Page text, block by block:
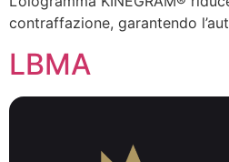
contraffazione, garantendo
LBMA